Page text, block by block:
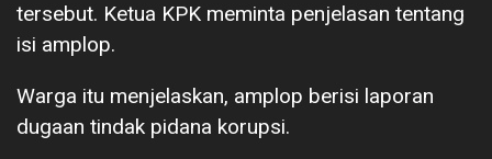
tersebut. Ketua KPK meminta penjelasan tentang
isi amplop.
Warga itu menjelaskan, amplop berisi laporan
dugaan tindak pidana korupsi.